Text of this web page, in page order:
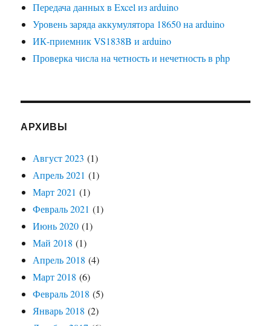
Передача данных в Excel из arduino
Уровень заряда аккумулятора 18650 на arduino
ИК-приемник VS1838B и arduino
Проверка числа на четность и нечетность в php
АРХИВЫ
Август 2023 (1)
Апрель 2021 (1)
Март 2021 (1)
Февраль 2021 (1)
Июнь 2020 (1)
Май 2018 (1)
Апрель 2018 (4)
Март 2018 (6)
Февраль 2018 (5)
Январь 2018 (2)